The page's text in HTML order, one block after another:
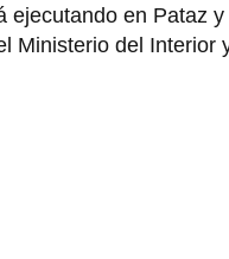
ejecutando en Pataz
Ministerio del Interior